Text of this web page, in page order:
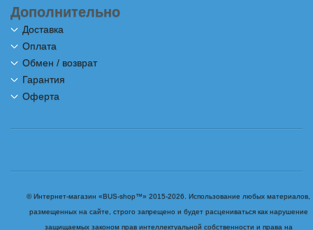
Дополнительно
Доставка
Оплата
Обмен / возврат
Гарантия
Оферта
© Интернет-магазин «BUS-shop™» 2015-2026. Использование любых материалов,
размещенных на сайте, строго запрещено и будет расцениваться как нарушение
защищаемых законом прав интеллектуальной собственности и права на